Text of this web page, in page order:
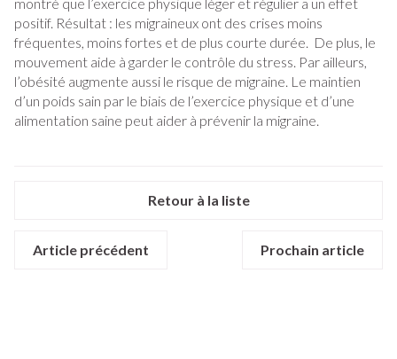
positif. Résultat : les migraineux ont des crises moins
fréquentes, moins fortes et de plus courte durée. De plus, le
mouvement aide à garder le contrôle du stress. Par ailleurs,
l’obésité augmente aussi le risque de migraine. Le maintien
d’un poids sain par le biais de l’exercice physique et d’une
alimentation saine peut aider à prévenir la migraine.
Retour à la liste
Article précédent Prochain article